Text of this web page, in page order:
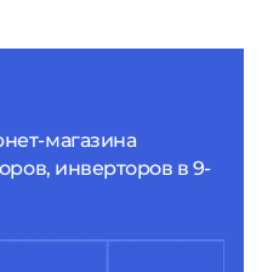
магазина
инверторов в 9-